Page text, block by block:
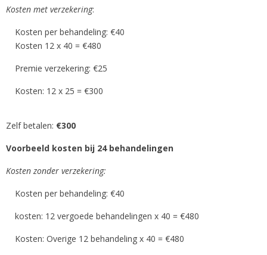
Kosten met verzekering:
Kosten per behandeling: €40
Kosten 12 x 40 = €480
Premie verzekering: €25
Kosten: 12 x 25 = €300
Zelf betalen: €300
Voorbeeld kosten bij 24 behandelingen
Kosten zonder verzekering:
Kosten per behandeling: €40
kosten: 12 vergoede behandelingen x 40 = €480
Kosten: Overige 12 behandeling x 40 = €480